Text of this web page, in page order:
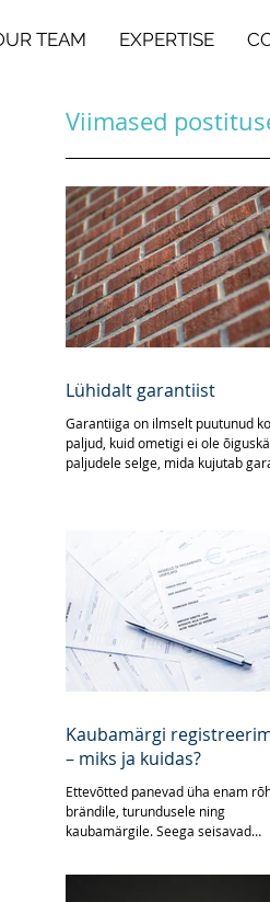
TEAM EXPERTISE
Viimased
Lühidalt garantiist
Garantiiga on ilmselt puutunud
paljud, kuid ometigi ei ole
paljudele selge, mida kujutab
Kaubamärgi
– miks ja kuidas?
Ettevõtted panevad üha enam
brändile, turundusele ning
kaubamärgile. Seega seisavad